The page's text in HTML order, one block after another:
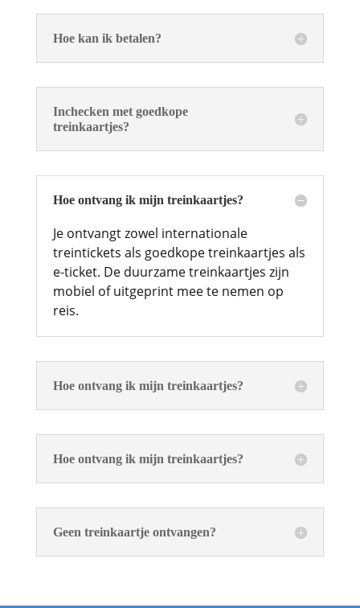
Hoe kan ik betalen?
Inchecken met goedkope
treinkaartjes?
Hoe ontvang ik mijn treinkaartjes?
Je ontvangt zowel internationale
treintickets als goedkope treinkaartjes als
e-ticket. De duurzame treinkaartjes zijn
mobiel of uitgeprint mee te nemen op
reis.
Hoe ontvang ik mijn treinkaartjes?
Hoe ontvang ik mijn treinkaartjes?
Geen treinkaartje ontvangen?